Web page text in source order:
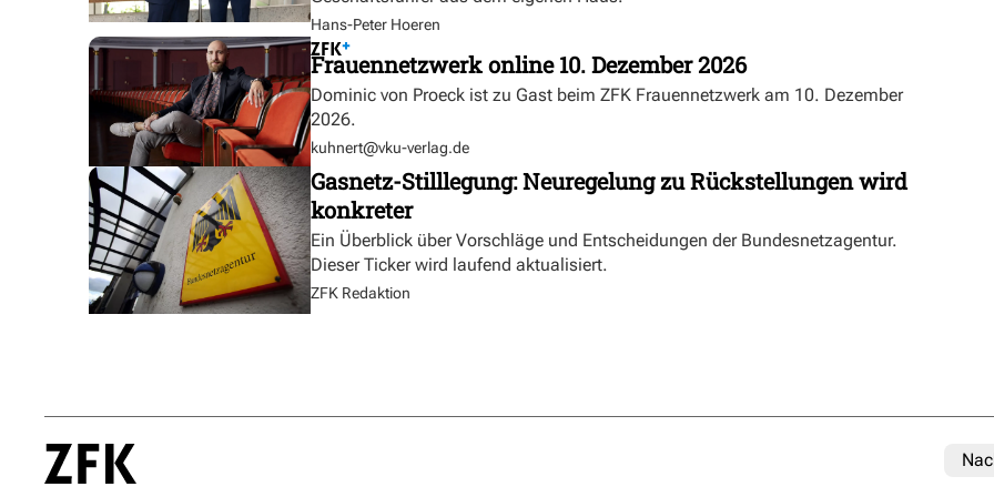
Hans-Peter Hoeren
Frauennetzwerk online 10. Dezember 2026
Dominic von Proeck ist zu Gast beim ZFK Frauennetzwerk am 10. Dezember
2026.
kuhnert@vku-verlag.de
Gasnetz-Stilllegung: Neuregelung zu Rückstellungen wird
konkreter
Ein Überblick über Vorschläge und Entscheidungen der Bundesnetzagentur.
Dieser Ticker wird laufend aktualisiert.
ZFK Redaktion